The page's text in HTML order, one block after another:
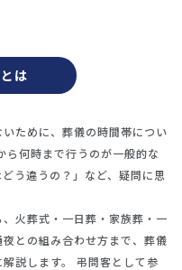
は
ために、葬儀の時間帯につい
ら何時まで行うのが一般的な
う違うの？」など、疑問に思
火葬式・一日葬・家族葬・一
との組み合わせ方まで、葬儀
説します。 弔問客として参